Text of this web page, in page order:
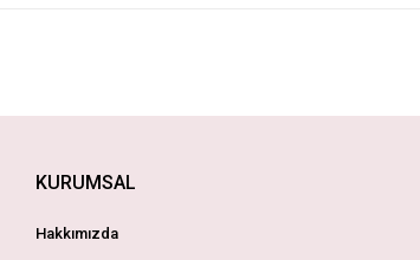
KURUMSAL
Hakkımızda